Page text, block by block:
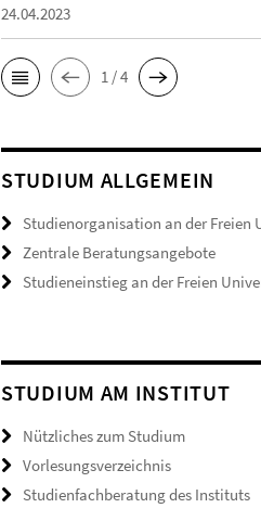
24.04.2023
1 / 4
STUDIUM ALLGEMEIN
Studienorganisation an der Freien
Zentrale Beratungsangebote
Studieneinstieg an der Freien
STUDIUM AM INSTITUT
Nützliches zum Studium
Vorlesungsverzeichnis
Studienfachberatung des Instituts